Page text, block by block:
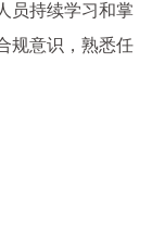
员持续学习和掌
规意识，熟悉任